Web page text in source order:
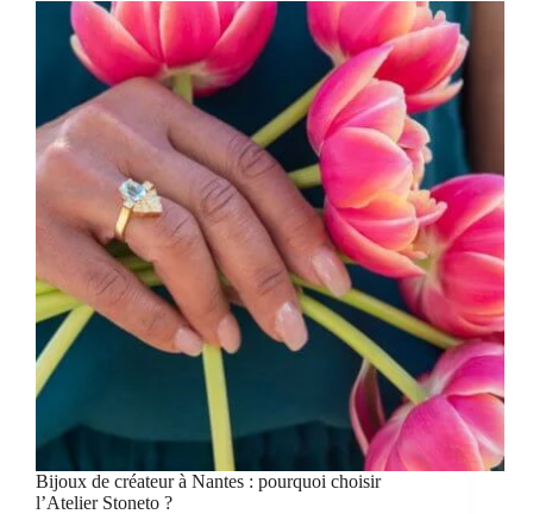
Bijoux de créateur à Nantes : pourquoi choisir
l’Atelier Stoneto ?